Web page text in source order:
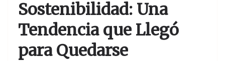
Sostenibilidad: Una
Tendencia que Llegó
para Quedarse